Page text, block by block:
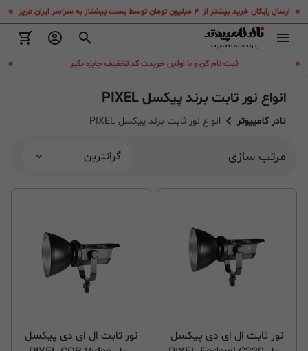
ارسال رایگان خرید بیشتر از ۴ میلیون تومان توسط پست پیشتاز به سراسر ایران عزیز
.
ثبت نام کن و با اولین خریدت کد تخفیف جایزه بگیر .
انواع نور ثابت برند پیکسل PIXEL
نادر کامپیوتر انواع نور ثابت برند پیکسل PIXEL
مرتب سازی گرانترین
نور ثابت ال ای دی پیکسل
نور ثابت ال ای دی پیکسل